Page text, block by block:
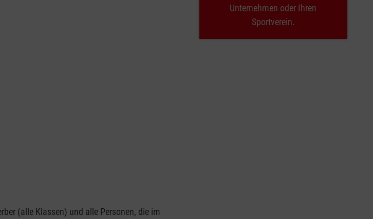
(alle Klassen) und alle Personen, die im
Unternehmen oder Ihren
Sportverein.